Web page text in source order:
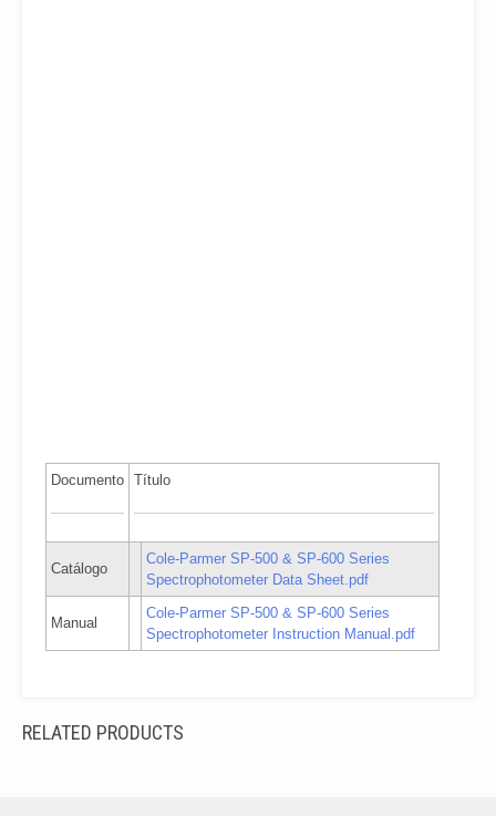
Documento Título
Catálogo
Cole-Parmer SP-500 & SP-600 Series
Spectrophotometer Data Sheet.pdf
Manual
Cole-Parmer SP-500 & SP-600 Series
Spectrophotometer Instruction Manual.pdf
RELATED PRODUCTS